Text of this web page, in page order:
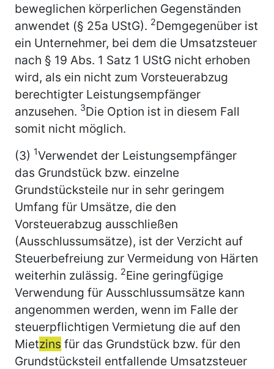
beweglichen körperlichen Gegenständen
anwendet (§ 25a UStG). 2Demgegenüber ist
ein Unternehmer, bei dem die Umsatzsteuer
nach § 19 Abs. 1 Satz 1 UStG nicht erhoben
wird, als ein nicht zum Vorsteuerabzug
berechtigter Leistungsempfänger
anzusehen. 3Die Option ist in diesem Fall
somit nicht möglich.
(3) 1Verwendet der Leistungsempfänger
das Grundstück bzw. einzelne
Grundstücksteile nur in sehr geringem
Umfang für Umsätze, die den
Vorsteuerabzug ausschließen
(Ausschlussumsätze), ist der Verzicht auf
Steuerbefreiung zur Vermeidung von Härten
weiterhin zulässig. 2Eine geringfügige
Verwendung für Ausschlussumsätze kann
angenommen werden, wenn im Falle der
steuerpflichtigen Vermietung die auf den
Mietzins für das Grundstück bzw. für den
Grundstücksteil entfallende Umsatzsteuer